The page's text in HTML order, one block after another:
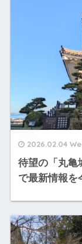
2026.02.04
待望の「丸亀
で最新情報を